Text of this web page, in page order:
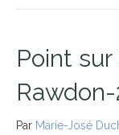
Point
Par Marie-José